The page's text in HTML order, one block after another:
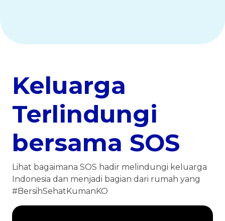
Keluarga
Terlindungi
bersama SOS
Lihat bagaimana SOS hadir melindungi keluarga
Indonesia dan menjadi bagian dari rumah yang
#BersihSehatKumanKO